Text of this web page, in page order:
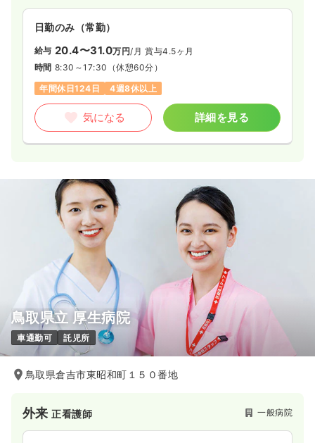
日勤のみ（常勤）
給与 20.4〜31.0万円/月 賞与4.5ヶ月
時間 8:30～17:30 （休憩60分）
年間休日124日
4週8休以上
気になる 詳細を見る
鳥取県立 厚生病院
車通勤可 託児所
鳥取県倉吉市東昭和町１５０番地
外来正看護師 一般病院